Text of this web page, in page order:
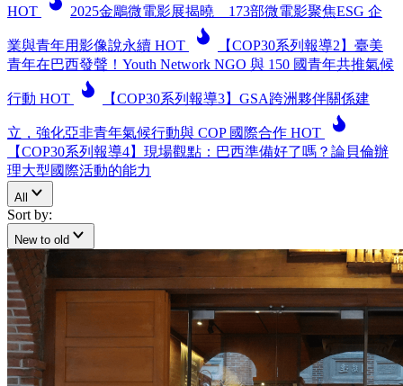
HOT 2025金鵰微電影展揭曉 173部微電影聚焦ESG 企
業與青年用影像說永續 HOT
【COP30系列報導2】臺美
青年在巴西發聲！Youth Network NGO 與 150 國青年共推氣候
行動 HOT 【COP30系列報導3】GSA跨洲夥伴關係建
立，強化亞非青年氣候行動與 COP 國際合作 HOT
【COP30系列報導4】現場觀點：巴西準備好了嗎？論貝倫辦
理大型國際活動的能力
All
Sort by:
New to old